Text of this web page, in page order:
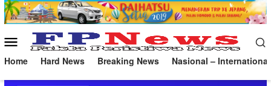
Loncat
ke
Menu
Mobile
Home Hard News Breaking News Nasional – International